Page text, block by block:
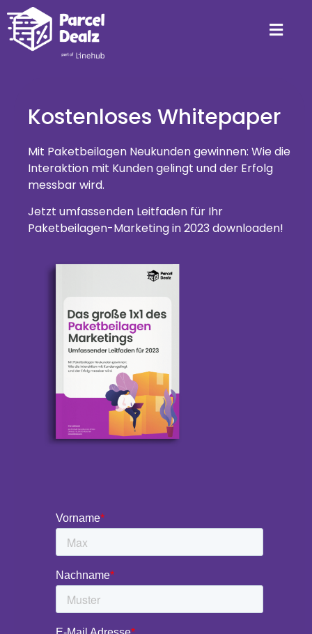
Kostenloses Whitepaper
Mit Paketbeilagen Neukunden gewinnen: Wie die
Interaktion mit Kunden gelingt und der Erfolg
messbar wird.
Jetzt umfassenden Leitfaden für Ihr
Paketbeilagen-Marketing in 2023 downloaden!